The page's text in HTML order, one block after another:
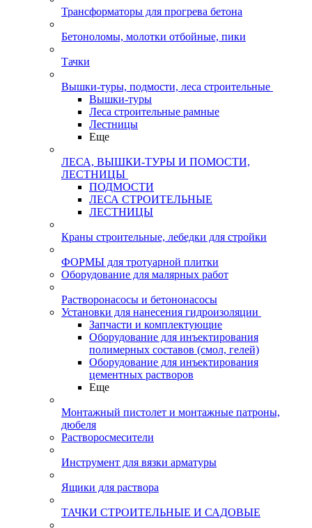
Трансформаторы для прогрева бетона
Бетоноломы, молотки отбойные, пики
Тачки
Вышки-туры, подмости, леса строительные
Вышки-туры
Леса строительные рамные
Лестницы
Еще
ЛЕСА, ВЫШКИ-ТУРЫ И ПОМОСТИ,
ЛЕСТНИЦЫ
ПОДМОСТИ
ЛЕСА СТРОИТЕЛЬНЫЕ
ЛЕСТНИЦЫ
Краны строительные, лебедки для стройки
ФОРМЫ для тротуарной плитки
Оборудование для малярных работ
Растворонасосы и бетононасосы
Установки для нанесения гидроизоляции
Запчасти и комплектующие
Оборудование для инъектирования
полимерных составов (смол, гелей)
Оборудование для инъектирования
цементных растворов
Еще
Монтажный пистолет и монтажные патроны,
дюбеля
Растворосмесители
Инструмент для вязки арматуры
Ящики для раствора
ТАЧКИ СТРОИТЕЛЬНЫЕ И САДОВЫЕ